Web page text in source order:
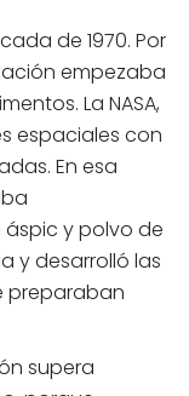
de 1970. Por
empezaba
La NASA,
espaciales con
En esa
y polvo de
y desarrolló las
preparaban
supera